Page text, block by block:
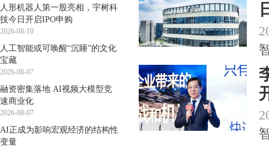
人形机器人第一股亮相，宇树科
技今日开启IPO申购
2026-08-10
人工智能或可唤醒“沉睡”的文化
宝藏
2026-08-07
融资密集落地 AI视频大模型竞
速商业化
2026-08-07
AI正成为影响宏观经济的结构性
变量